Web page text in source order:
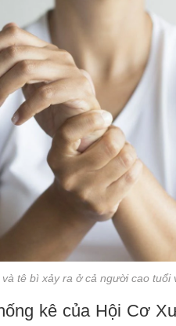
tê bì xảy ra ở cả người cao tuổi
kê của Hội Cơ